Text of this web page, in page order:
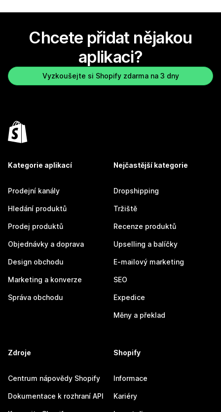
Chcete přidat nějakou
aplikaci?
Vyzkoušejte si Shopify zdarma na 3 dny
Kategorie aplikací
Prodejní kanály
Hledání produktů
Prodej produktů
Objednávky a doprava
Design obchodu
Marketing a konverze
Správa obchodu
Nejčastější kategorie
Dropshipping
Tržiště
Recenze produktů
Upselling a balíčky
E-mailový marketing
SEO
Expedice
Měny a překlad
Zdroje
Centrum nápovědy Shopify
Dokumentace k rozhraní API
Shopify
Informace
Kariéry